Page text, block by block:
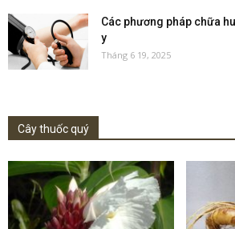
Các phương pháp chữa
y
Tháng 6 19, 2025
Cây thuốc quý